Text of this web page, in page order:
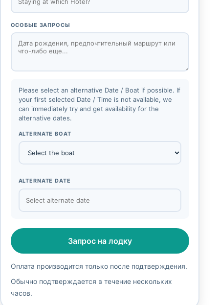
ОСОБЫЕ ЗАПРОСЫ
Please select an alternative Date / Boat if possible. If
your first selected Date / Time is not available, we
can immediately try and get availability for the
alternative dates.
ALTERNATE BOAT
ALTERNATE DATE
Запрос на лодку
Оплата производится только после подтверждения.
Обычно подтверждается в течение нескольких
часов.